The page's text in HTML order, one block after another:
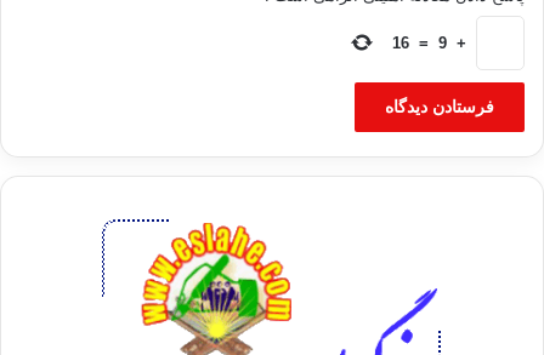
توسط "بلندگوها" شنیده می‌شود، ولی با صدای نه چندان بالا که قبلاً شنیده می‌شد.
در همین حال، محمدعلی هییت، معاون رئیس حزب نهضت اسلامی تاجیکستان می‌گوید
وی افزود: "در برخی از مساجد نمازگزاران در حیاط مسجد نماز می‌خوانند که این قابل
قبول نیست. همزمان جمعیت دوشنبه نیز در حال افزایش است و افتتاح مساجد جدید
+
9
=
16